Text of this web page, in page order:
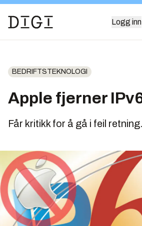
Logg inn
BEDRIFTSTEKNOLOGI
Apple fjerner
Får kritikk for å gå i feil retning.